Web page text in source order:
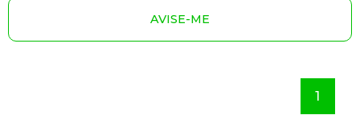
AVISE-ME
1